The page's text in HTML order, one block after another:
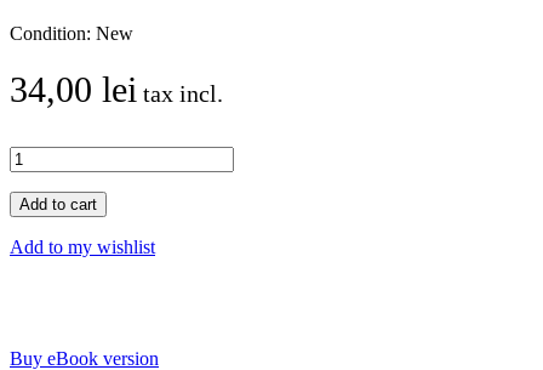
Condition: New
34,00 lei tax incl.
Add to cart
Add to my wishlist
Buy eBook version